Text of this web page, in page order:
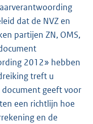
dat de NVZ en
partijen ZN, OMS,
2012» hebben
treft u
document geeft voor
een richtlijn hoe
en de